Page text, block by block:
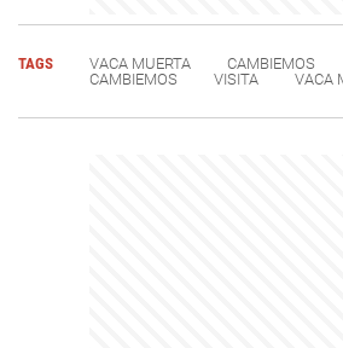
TAGS VACA MUERTA CAMBIEMOS
CAMBIEMOS
VISITA VACA